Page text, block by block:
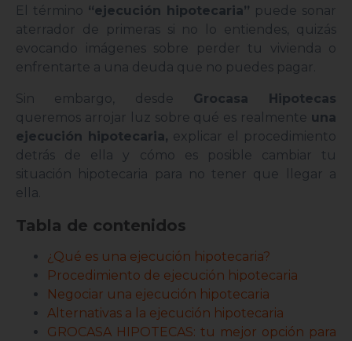
El término “ejecución hipotecaria” puede sonar
aterrador de primeras si no lo entiendes, quizás
evocando imágenes sobre perder tu vivienda o
enfrentarte a una deuda que no puedes pagar.
Sin embargo, desde Grocasa Hipotecas
queremos arrojar luz sobre qué es realmente una
ejecución hipotecaria, explicar el procedimiento
detrás de ella y cómo es posible cambiar tu
situación hipotecaria para no tener que llegar a
ella.
Tabla de contenidos
¿Qué es una ejecución hipotecaria?
Procedimiento de ejecución hipotecaria
Negociar una ejecución hipotecaria
Alternativas a la ejecución hipotecaria
GROCASA HIPOTECAS: tu mejor opción para